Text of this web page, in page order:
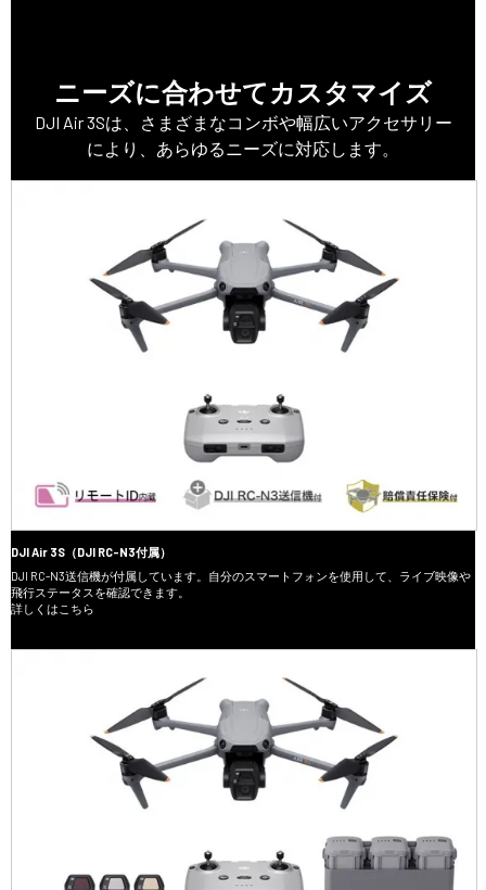
ニーズに合わせてカスタマイズ
DJI Air 3Sは、さまざまなコンボや幅広いアクセサリー
により、あらゆるニーズに対応します。
DJI Air 3S（DJI RC-N3付属）
DJI RC-N3送信機が付属しています。自分のスマートフォンを使用して、ライブ映像や
飛行ステータスを確認できます。
詳しくはこちら